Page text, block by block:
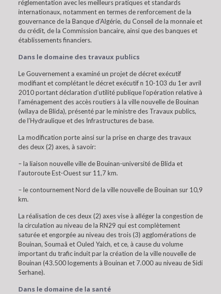
réglementation avec les meilleurs pratiques et standards
internationaux, notamment en termes de renforcement de la
gouvernance de la Banque d’Algérie, du Conseil de la monnaie et
du crédit, de la Commission bancaire, ainsi que des banques et
établissements financiers.
Dans le domaine des travaux publics
Le Gouvernement a examiné un projet de décret exécutif
modifiant et complétant le décret exécutif n 10-103 du 1er avril
2010 portant déclaration d’utilité publique l’opération relative à
l’aménagement des accès routiers à la ville nouvelle de Bouinan
(wilaya de Blida), présenté par le ministre des Travaux publics,
de l’Hydraulique et des Infrastructures de base.
La modification porte ainsi sur la prise en charge des travaux
des deux (2) axes, à savoir:
– la liaison nouvelle ville de Bouinan-université de Blida et
l’autoroute Est-Ouest sur 11,7 km.
– le contournement Nord de la ville nouvelle de Bouinan sur 10,9
km.
La réalisation de ces deux (2) axes vise à alléger la congestion de
la circulation au niveau de la RN29 qui est complètement
saturée et engorgée au niveau des trois (3) agglomérations de
Bouinan, Soumaâ et Ouled Yaich, et ce, à cause du volume
important du trafic induit par la création de la ville nouvelle de
Bouinan (43.500 logements à Bouinan et 7.000 au niveau de Sidi
Serhane).
Dans le domaine de la santé